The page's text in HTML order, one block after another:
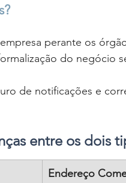
perante os
do negócio
de notificações e
entre os dois
Endereço